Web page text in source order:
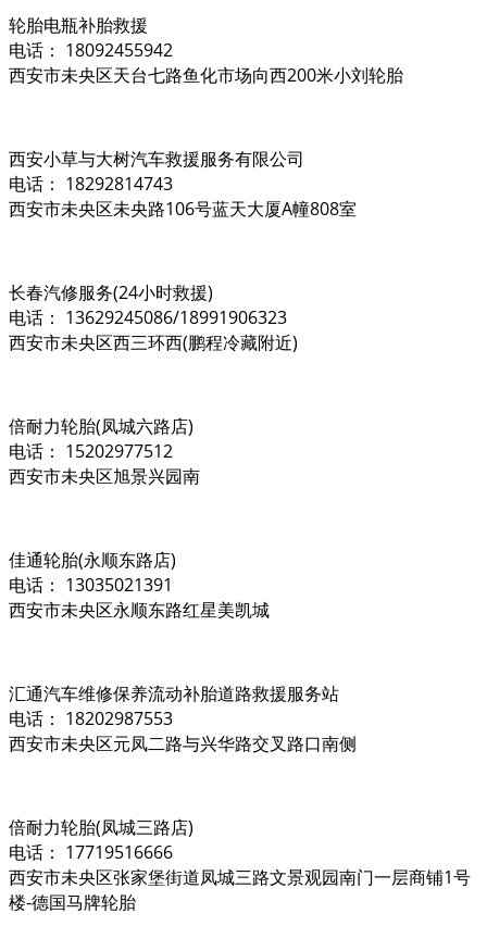
轮胎电瓶补胎救援
电话： 18092455942
西安市未央区天台七路鱼化市场向西200米小刘轮胎
西安小草与大树汽车救援服务有限公司
电话： 18292814743
西安市未央区未央路106号蓝天大厦A幢808室
长春汽修服务(24小时救援)
电话： 13629245086/18991906323
西安市未央区西三环西(鹏程冷藏附近)
倍耐力轮胎(凤城六路店)
电话： 15202977512
西安市未央区旭景兴园南
佳通轮胎(永顺东路店)
电话： 13035021391
西安市未央区永顺东路红星美凯城
汇通汽车维修保养流动补胎道路救援服务站
电话： 18202987553
西安市未央区元凤二路与兴华路交叉路口南侧
倍耐力轮胎(凤城三路店)
电话： 17719516666
西安市未央区张家堡街道凤城三路文景观园南门一层商铺1号
楼-德国马牌轮胎